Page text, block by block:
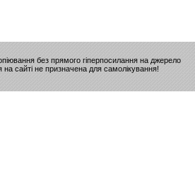
без прямого гіперпосилання на джерело
сайті не призначена для самолікування!